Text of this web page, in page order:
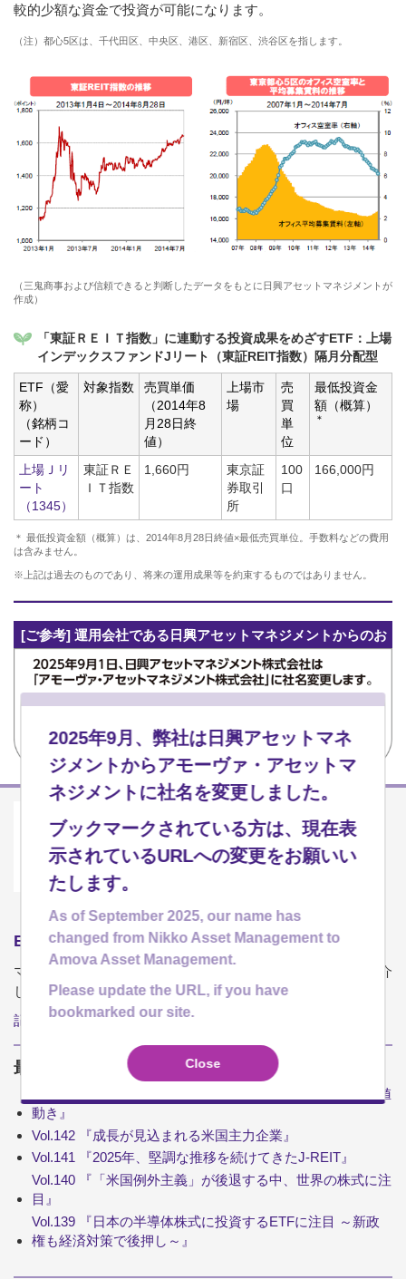
較的少額な資金で投資が可能になります。
（注）都心5区は、千代田区、中央区、港区、新宿区、渋谷区を指します。
（三鬼商事および信頼できると判断したデータをもとに日興アセットマネジメントが
作成）
「東証ＲＥＩＴ指数」に連動する投資成果をめざすETF：上場
インデックスファンドJリート（東証REIT指数）隔月分配型
ETF（愛
称）
（銘柄コ
ード）
対象指数
売買単価
（2014年8
月28日終
値）
上場市
場
売
買
単
位
最低投資金
額（概算）
＊
上場Ｊリ
ート
（1345）
東証ＲＥ
ＩＴ指数
1,660円
東京証
券取引
所
100
口
166,000円
＊ 最低投資金額（概算）は、2014年8月28日終値×最低売買単位。手数料などの費用
は含みません。
※上記は過去のものであり、将来の運用成果等を約束するものではありません。
[ご参考] 運用会社である日興アセットマネジメントからのお
知らせ
ETF 知って役立つ JoJoマーケット
マーケットの状況を解説しながら、当社のETFの魅力をご紹介
します。
記事一覧
最新のJoJoマーケット
Vol.143 『一般企業と異なる事業モデルが映す、銀行株の値
動き』
Vol.142 『成長が見込まれる米国主力企業』
Vol.141 『2025年、堅調な推移を続けてきたJ-REIT』
Vol.140 『「米国例外主義」が後退する中、世界の株式に注
目』
Vol.139 『日本の半導体株式に投資するETFに注目 ～新政
権も経済対策で後押し～』
2025年9月、弊社は日興アセットマネ
ジメントからアモーヴァ・アセットマ
ネジメントに社名を変更しました。
ブックマークされている方は、現在表
示されているURLへの変更をお願いい
たします。
As of September 2025, our name has
changed from Nikko Asset Management to
Amova Asset Management.
Please update the URL, if you have
bookmarked our site.
Close